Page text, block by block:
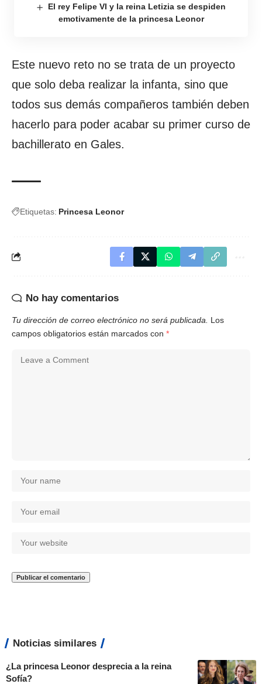
El rey Felipe VI y la reina Letizia se despiden
emotivamente de la princesa Leonor
Este nuevo reto no se trata de un proyecto
que solo deba realizar la infanta, sino que
todos sus demás compañeros también deben
hacerlo para poder acabar su primer curso de
bachillerato en Gales.
Etiquetas: Princesa Leonor
No hay comentarios
Tu dirección de correo electrónico no será publicada.
Los
campos obligatorios están marcados con *
Noticias similares
¿La princesa Leonor desprecia a la reina
Sofía?